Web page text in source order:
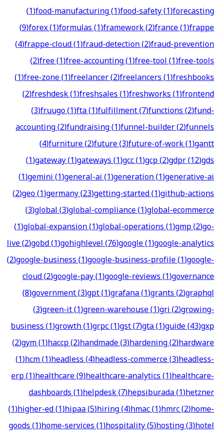
(1)food-manufacturing(1)food-safety(1)forecasting
(9)forex(1)formulas(1)framework(2)france(1)frappe
(4)frappe-cloud(1)fraud-detection(2)fraud-prevention
(2)free(1)free-accounting(1)free-tool(1)free-tools
(1)free-zone(1)freelancer(2)freelancers(1)freshbooks
(2)freshdesk(1)freshsales(1)freshworks(1)frontend
(3)fruugo(1)fta(1)fulfillment(7)functions(2)fund-
accounting(2)fundraising(1)funnel-builder(2)funnels
(4)furniture(2)future(3)future-of-work(1)gantt
(1)gateway(1)gateways(1)gcc(1)gcp(2)gdpr(12)gds
(1)gemini(1)general-ai(1)generation(1)generative-ai
(2)geo(1)germany(23)getting-started(1)github-actions
(3)global(3)global-compliance(1)global-ecommerce
(1)global-expansion(1)global-operations(1)gmp(2)go-
live(2)gobd(1)gohighlevel(76)google(1)google-analytics
(2)google-business(1)google-business-profile(1)google-
cloud(2)google-pay(1)google-reviews(1)governance
(8)government(3)gpt(1)grafana(1)grants(2)graphql
(3)green-it(1)green-warehouse(1)gri(2)growing-
business(1)growth(1)grpc(1)gst(7)gta(1)guide(43)gxp
(2)gym(1)haccp(2)handmade(3)hardening(2)hardware
(1)hcm(1)headless(4)headless-commerce(3)headless-
erp(1)healthcare(9)healthcare-analytics(1)healthcare-
dashboards(1)helpdesk(7)hepsiburada(1)hetzner
(1)higher-ed(1)hipaa(5)hiring(4)hmac(1)hmrc(2)home-
goods(1)home-services(1)hospitality(5)hosting(3)hotel